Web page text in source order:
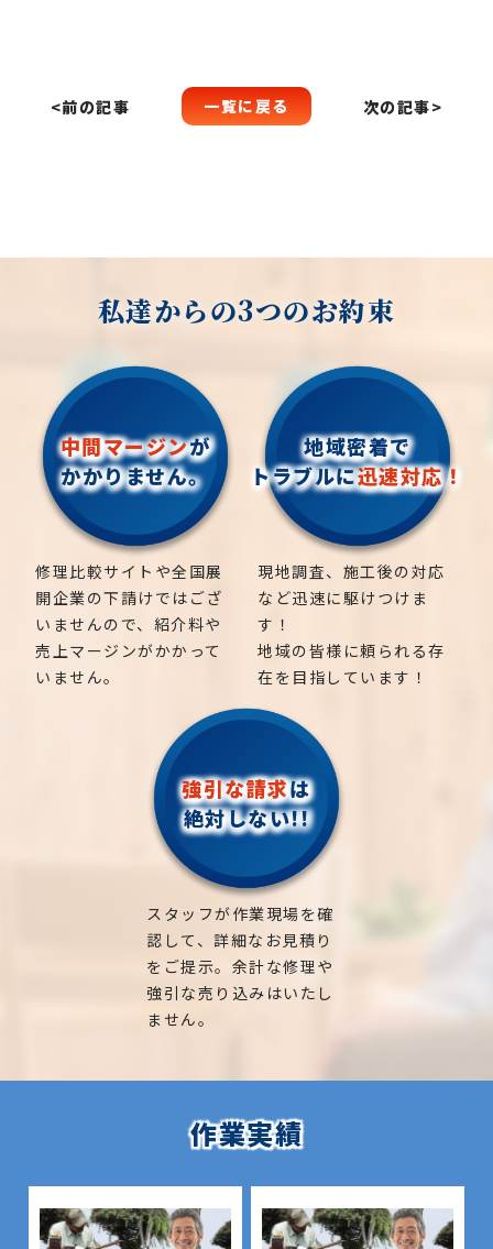
<前の記事 一覧に戻る 次の記事>
私達からの3つのお約束
中間マージンが
かかりません。
修理比較サイトや全国展
開企業の下請けではござ
いませんので、紹介料や
売上マージンがかかって
いません。
地域密着で
トラブルに迅速対応！
現地調査、施工後の対応
など迅速に駆けつけま
す！
地域の皆様に頼られる存
在を目指しています！
強引な請求は
絶対しない!!
スタッフが作業現場を確
認して、詳細なお見積り
をご提示。余計な修理や
強引な売り込みはいたし
ません。
作業実績